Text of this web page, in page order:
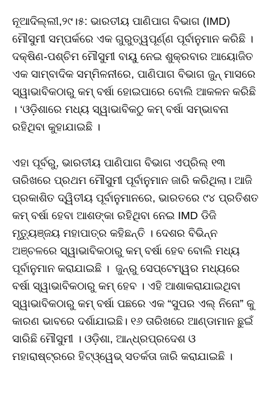
ନୂଆଦିଲ୍ଲୀ,୨୯।୫: ଭାରତୀୟ ପାଣିପାଗ ବିଭାଗ (IMD)
ମୌସୁମୀ ସମ୍ପର୍କରେ ଏକ ଗୁରୁତ୍ୱପୂର୍ଣ୍ଣ ପୂର୍ବାନୁମାନ କରିଛି ।
ଦକ୍ଷିଣ-ପଶ୍ଚିମ ମୌସୁମୀ ବାୟୁ ନେଇ ଶୁକ୍ରବାର ଆୟୋଜିତ
ଏକ ସାମ୍ବାଦିକ ସମ୍ମିଳନୀରେ, ପାଣିପାଗ ବିଭାଗ ଜୁନ୍‌ ମାସରେ
ସ୍ୱାଭାବିକଠାରୁ କମ୍‌ ବର୍ଷା ହୋଇପାରେ ବୋଲି ଆକଳନ କରିଛି
। ‘ଓଡ଼ିଶାରେ ମଧ୍ୟ ସ୍ୱାଭାବିକଠୁ କମ୍‌ ବର୍ଷା ସମ୍ଭାବନା
ରହିଥିବା କୁହାଯାଇଛି ।
ଏହା ପୂର୍ବରୁ, ଭାରତୀୟ ପାଣିପାଗ ବିଭାଗ ଏପ୍ରିଲ୍ ୧୩
ତାରିଖରେ ପ୍ରଥମ ମୌସୁମୀ ପୂର୍ବାନୁମାନ ଜାରି କରିଥିଲା। ଆଜି
ପ୍ରକାଶିତ ଦ୍ୱିତୀୟ ପୂର୍ବାନୁମାନରେ, ଭାରତରେ ୯୪ ପ୍ରତିଶତ
କମ୍‌ ବର୍ଷା ହେବା ଆଶଙ୍କା ରହିଥିବା ନେଇ IMD ଡିଜି
ମୃତ୍ୟୁଞ୍ଜୟ ମହାପାତ୍ର କହିଛନ୍ତି । ଦେଶର ବିଭିନ୍ନ
ଅଞ୍ଚଳରେ ସ୍ୱାଭାବିକଠାରୁ କମ୍ ବର୍ଷା ହେବ ବୋଲି ମଧ୍ୟ
ପୂର୍ବାନୁମାନ କରାଯାଇଛି । ଜୁନ୍‌ରୁ ସେପ୍ଟେମ୍ୱର ମଧ୍ୟରେ
ବର୍ଷା ସ୍ୱାଭାବିକଠାରୁ କମ୍‌ ହେବ । ଏହି ଆଶାକରାଯାଇଥିବା
ସ୍ୱାଭାବିକଠାରୁ କମ୍ ବର୍ଷା ପଛରେ ଏକ “ସୁପର ଏଲ୍ ନିନୋ” କୁ
କାରଣ ଭାବରେ ଦର୍ଶାଯାଇଛି। ୧୬ ତାରିଖରେ ଆଣ୍ଡାମାନ ଛୁଇଁ
ସାରିଛି ମୌସୁମୀ । ଓଡ଼ିଶା, ଆନ୍ଧ୍ରପ୍ରଦେଶ ଓ
ମହାରାଷ୍ଟ୍ରରେ ହିଟ୍‌ଓ୍ୱେଭ୍‌ ସତର୍କତା ଜାରି କରାଯାଇଛି ।